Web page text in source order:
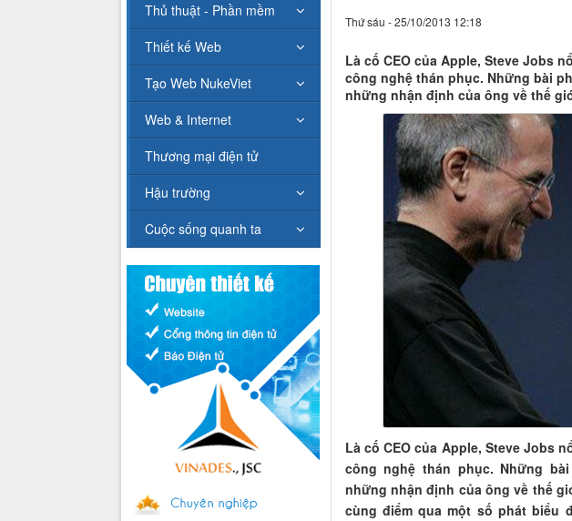
Thứ sáu - 25/10/2013 12:18
Là cố CEO của Apple, Steve Jobs
công nghệ thán phục. Những bài
những nhận định của ông về thế
Là cố CEO của Apple, Steve Jobs
công nghệ thán phục. Những
những nhận định của ông về thế
cùng điểm qua một số phát biểu
Thủ thuật - Phần mềm
Thiết kế Web
Tạo Web NukeViet
Web & Internet
Thương mại điện tử
Hậu trường
Cuộc sống quanh ta